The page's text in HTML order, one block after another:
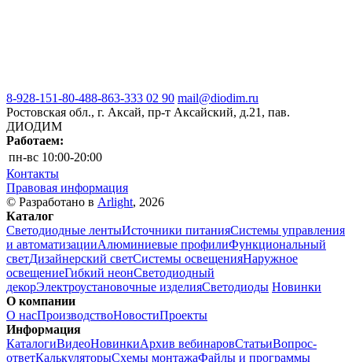
8-928-151-80-488-863-333 02 90 mail@diodim.ru
Ростовская обл., г. Аксай, пр-т Аксайский, д.21, пав.
ДИОДИМ
Работаем:
пн-вс 10:00-20:00
Контакты
Правовая информация
© Разработано в Arlight, 2026
Каталог
Светодиодные лентыИсточники питанияСистемы управления
и автоматизацииАлюминиевые профилиФункциональный
светДизайнерский светСистемы освещенияНаружное
освещениеГибкий неонСветодиодный
декорЭлектроустановочные изделияСветодиоды Новинки
О компании
О насПроизводствоНовостиПроекты
Информация
КаталогиВидеоНовинкиАрхив вебинаровСтатьиВопрос-
ответКалькуляторыСхемы монтажаФайлы и программы